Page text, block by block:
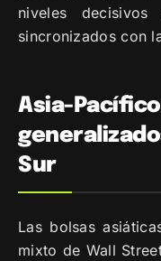
niveles
sincronizados con
Asia-
Sur
Las bolsas
mixto de Wall